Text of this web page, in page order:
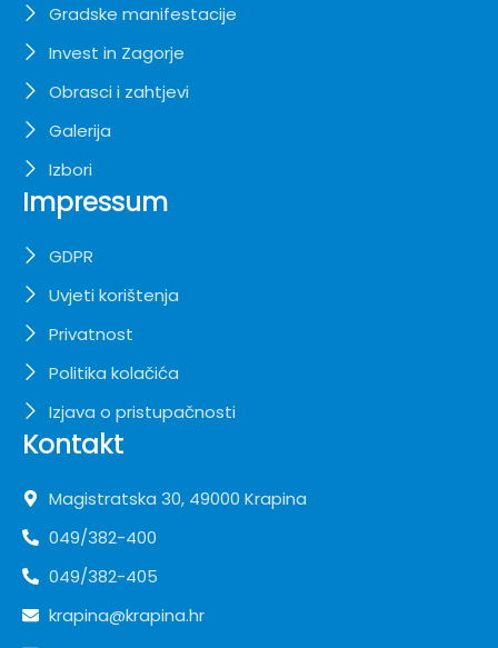
Gradske manifestacije
Invest in Zagorje
Obrasci i zahtjevi
Galerija
Izbori
Impressum
GDPR
Uvjeti korištenja
Privatnost
Politika kolačića
Izjava o pristupačnosti
Kontakt
Magistratska 30, 49000 Krapina
049/382-400
049/382-405
krapina@krapina.hr